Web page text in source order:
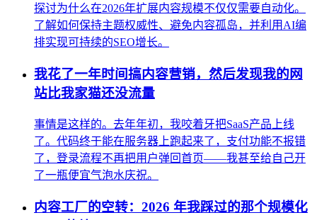
探讨为什么在2026年扩展内容规模不仅仅需要自动化。
了解如何保持主题权威性、避免内容孤岛，并利用AI编
排实现可持续的SEO增长。
我花了一年时间搞内容营销，然后发现我的网
站比我家猫还没流量
事情是这样的。去年年初，我咬着牙把SaaS产品上线
了。代码终于能在服务器上跑起来了，支付功能不报错
了，登录流程不再把用户弹回首页——我甚至给自己开
了一瓶便宜气泡水庆祝。
内容工厂的空转：2026 年我踩过的那个规模化